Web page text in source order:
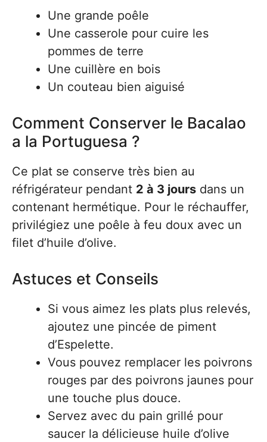
Une grande poêle
Une casserole pour cuire les
pommes de terre
Une cuillère en bois
Un couteau bien aiguisé
Comment Conserver le Bacalao
a la Portuguesa ?
Ce plat se conserve très bien au
réfrigérateur pendant 2 à 3 jours dans un
contenant hermétique. Pour le réchauffer,
privilégiez une poêle à feu doux avec un
filet d’huile d’olive.
Astuces et Conseils
Si vous aimez les plats plus relevés,
ajoutez une pincée de piment
d’Espelette.
Vous pouvez remplacer les poivrons
rouges par des poivrons jaunes pour
une touche plus douce.
Servez avec du pain grillé pour
saucer la délicieuse huile d’olive